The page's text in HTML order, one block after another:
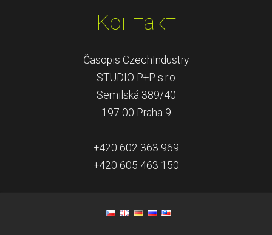
Koнтакт
Časopis CzechIndustry
STUDIO P+P s.r.o
Semilská 389/40
197 00 Praha 9
+420 602 363 969
+420 605 463 150